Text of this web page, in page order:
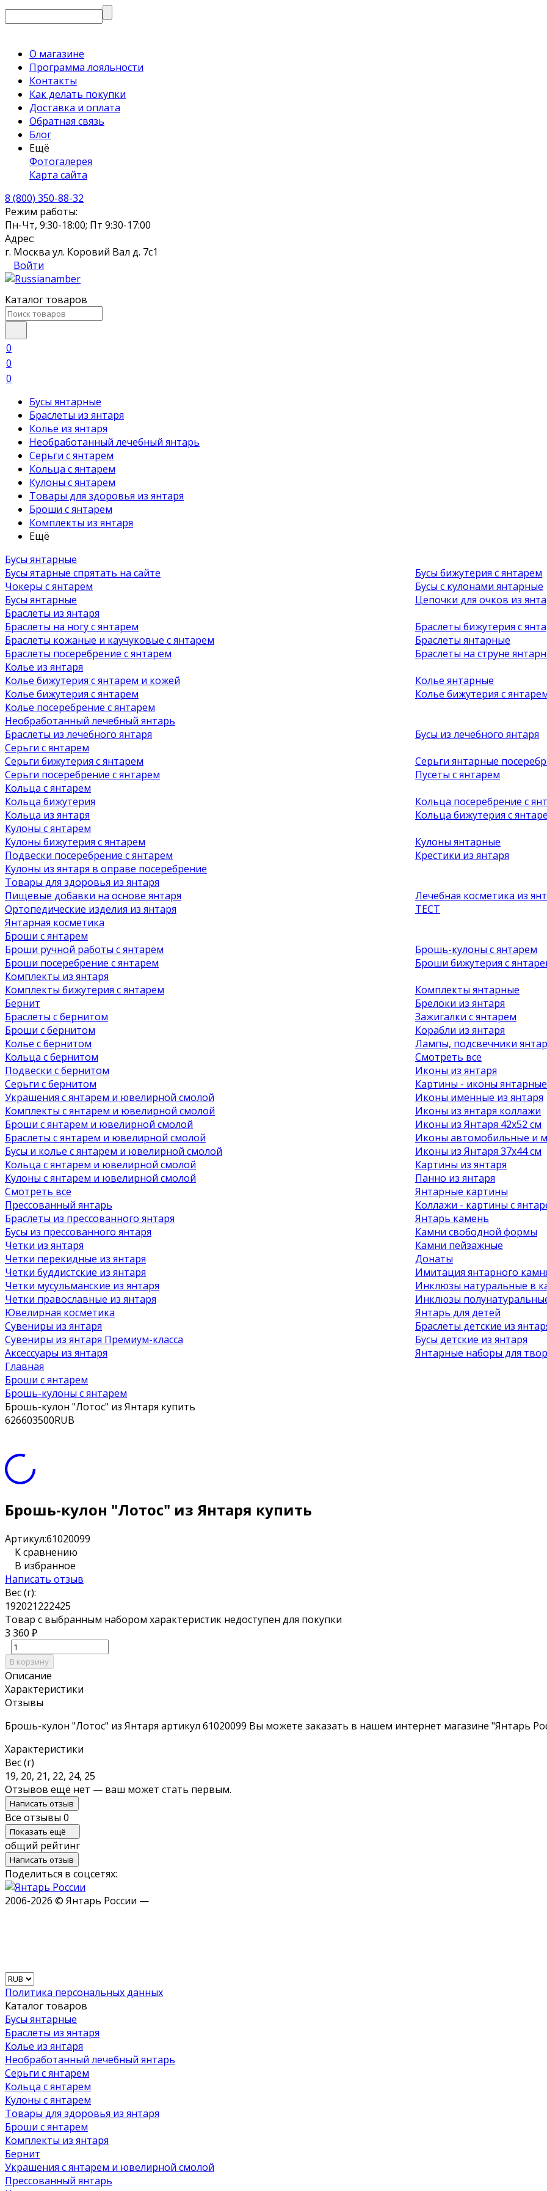
О магазине
Программа лояльности
Контакты
Как делать покупки
Доставка и оплата
Обратная связь
Блог
Ещё
Фотогалерея
Карта сайта
8 (800) 350-88-32
Режим работы:
Пн-Чт, 9:30-18:00; Пт 9:30-17:00
Адрес:
г. Москва ул. Коровий Вал д. 7с1
Войти
Каталог товаров
0
0
0
Бусы янтарные
Браслеты из янтаря
Колье из янтаря
Необработанный лечебный янтарь
Серьги с янтарем
Кольца с янтарем
Кулоны с янтарем
Товары для здоровья из янтаря
Броши с янтарем
Комплекты из янтаря
Ещё
Бусы янтарные
Бусы ятарные спрятать на сайте
Чокеры с янтарем
Бусы янтарные
Бусы бижутерия с янтарем
Бусы с кулонами янтарные
Цепочки для очков из
Браслеты из янтаря
Браслеты на ногу с янтарем
Браслеты кожаные и каучуковые с янтарем
Браслеты посеребрение с янтарем
Браслеты бижутерия с
Браслеты янтарные
Браслеты на струне
Колье из янтаря
Колье бижутерия с янтарем и кожей
Колье бижутерия с янтарем
Колье посеребрение с янтарем
Колье янтарные
Колье бижутерия с
Необработанный лечебный янтарь
Браслеты из лечебного янтаря
Бусы из лечебного янтаря
Серьги с янтарем
Серьги бижутерия с янтарем
Серьги посеребрение с янтарем
Серьги янтарные
Пусеты с янтарем
Кольца с янтарем
Кольца бижутерия
Кольца из янтаря
Кольца посеребрение с
Кольца бижутерия с
Кулоны с янтарем
Кулоны бижутерия с янтарем
Подвески посеребрение с янтарем
Кулоны из янтаря в оправе посеребрение
Кулоны янтарные
Крестики из янтаря
Товары для здоровья из янтаря
Пищевые добавки на основе янтаря
Ортопедические изделия из янтаря
Янтарная косметика
Лечебная косметика из
ТЕСТ
Броши с янтарем
Броши ручной работы с янтарем
Броши посеребрение с янтарем
Брошь-кулоны с янтарем
Броши бижутерия с
Комплекты из янтаря
Комплекты бижутерия с янтарем
Комплекты янтарные
Бернит
Браслеты с бернитом
Броши с бернитом
Колье с бернитом
Кольца с бернитом
Подвески с бернитом
Серьги с бернитом
Украшения с янтарем и ювелирной смолой
Комплекты с янтарем и ювелирной смолой
Броши с янтарем и ювелирной смолой
Браслеты с янтарем и ювелирной смолой
Бусы и колье с янтарем и ювелирной смолой
Кольца с янтарем и ювелирной смолой
Кулоны с янтарем и ювелирной смолой
Смотреть все
Прессованный янтарь
Браслеты из прессованного янтаря
Бусы из прессованного янтаря
Четки из янтаря
Четки перекидные из янтаря
Четки буддистские из янтаря
Четки мусульманские из янтаря
Четки православные из янтаря
Ювелирная косметика
Сувениры из янтаря
Сувениры из янтаря Премиум-класса
Аксессуары из янтаря
Брелоки из янтаря
Зажигалки с янтарем
Корабли из янтаря
Лампы, подсвечники
Смотреть все
Иконы из янтаря
Картины - иконы янтарные
Иконы именные из янтаря
Иконы из янтаря коллажи
Иконы из Янтаря 42х52 см
Иконы автомобильные и
Иконы из Янтаря 37х44 см
Картины из янтаря
Панно из янтаря
Янтарные картины
Коллажи - картины с
Янтарь камень
Камни свободной формы
Камни пейзажные
Донаты
Имитация янтарного
Инклюзы натуральные в
Инклюзы
Янтарь для детей
Браслеты детские из
Бусы детские из янтаря
Янтарные наборы для
Главная
Броши с янтарем
Брошь-кулоны с янтарем
Брошь-кулон "Лотос" из Янтаря купить
626603500RUB
Брошь-кулон "Лотос" из Янтаря купить
Артикул:61020099
К сравнению
В избранное
Написать отзыв
Вес (г):
192021222425
Товар с выбранным набором характеристик недоступен для покупки
3 360 ₽
В корзину
Описание
Характеристики
Отзывы
Брошь-кулон "Лотос" из Янтаря артикул 61020099 Вы можете заказать в нашем интернет магазине "Янтарь
Характеристики
Вес (г)
19, 20, 21, 22, 24, 25
Отзывов ещё нет — ваш может стать первым.
Написать отзыв
Все отзывы 0
Показать ещё
общий рейтинг
Написать отзыв
Поделиться в соцсетях:
2006-2026 © Янтарь России —
Политика персональных данных
Каталог товаров
Бусы янтарные
Браслеты из янтаря
Колье из янтаря
Необработанный лечебный янтарь
Серьги с янтарем
Кольца с янтарем
Кулоны с янтарем
Товары для здоровья из янтаря
Броши с янтарем
Комплекты из янтаря
Бернит
Украшения с янтарем и ювелирной смолой
Прессованный янтарь